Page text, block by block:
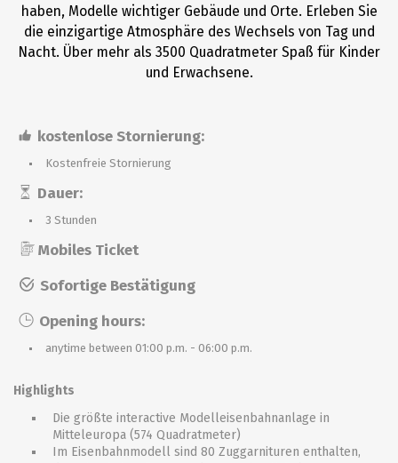
haben, Modelle wichtiger Gebäude und Orte. Erleben Sie
die einzigartige Atmosphäre des Wechsels von Tag und
Nacht. Über mehr als 3500 Quadratmeter Spaß für Kinder
und Erwachsene.
kostenlose Stornierung:
Kostenfreie Stornierung
Dauer:
3 Stunden
Mobiles Ticket
Sofortige Bestätigung
Opening hours:
anytime between 01:00 p.m. - 06:00 p.m.
Highlights
Die größte interactive Modelleisenbahnanlage in
Mitteleuropa (574 Quadratmeter)
Im Eisenbahnmodell sind 80 Zuggarnituren enthalten,